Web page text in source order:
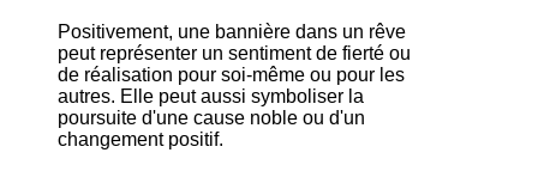
Positivement, une bannière dans un rêve
peut représenter un sentiment de fierté ou
de réalisation pour soi-même ou pour les
autres. Elle peut aussi symboliser la
poursuite d'une cause noble ou d'un
changement positif.